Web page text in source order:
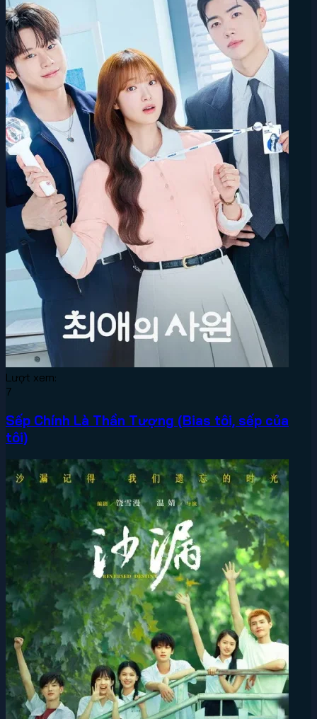
Lượt xem:
7
Sếp Chính Là Thần Tượng (Bias tôi, sếp của
tôi)